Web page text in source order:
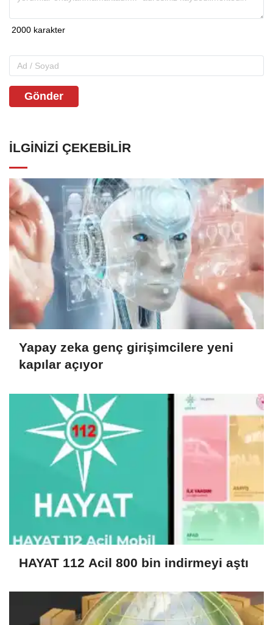
Gönder
İLGINIZI ÇEKEBILIR
Yapay zeka genç girişimcilere yeni
kapılar açıyor
HAYAT 112 Acil 800 bin indirmeyi aştı